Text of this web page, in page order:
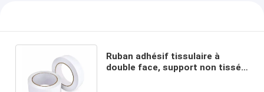
Ruban adhésif tissulaire à
double face, support non tissé,